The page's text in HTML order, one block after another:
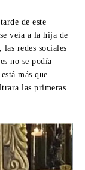
de este
veía a la hija de
redes sociales
no se podía
más que
las primeras